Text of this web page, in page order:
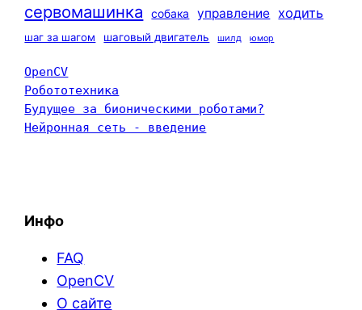
сервомашинка собака управление ходить
шаг за шагом шаговый двигатель шилд юмор
OpenCV
Робототехника
Будущее за бионическими роботами?
Нейронная сеть - введение
Инфо
FAQ
OpenCV
О сайте